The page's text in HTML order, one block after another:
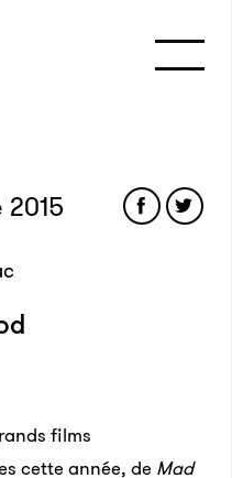
films
cette année, de Mad